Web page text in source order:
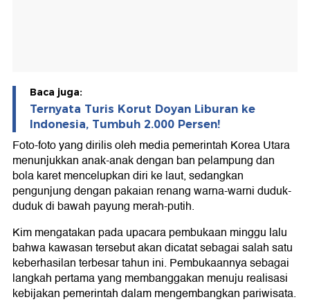
Baca juga:
Ternyata Turis Korut Doyan Liburan ke
Indonesia, Tumbuh 2.000 Persen!
Foto-foto yang dirilis oleh media pemerintah Korea Utara
menunjukkan anak-anak dengan ban pelampung dan
bola karet mencelupkan diri ke laut, sedangkan
pengunjung dengan pakaian renang warna-warni duduk-
duduk di bawah payung merah-putih.
Kim mengatakan pada upacara pembukaan minggu lalu
bahwa kawasan tersebut akan dicatat sebagai salah satu
keberhasilan terbesar tahun ini. Pembukaannya sebagai
langkah pertama yang membanggakan menuju realisasi
kebijakan pemerintah dalam mengembangkan pariwisata.